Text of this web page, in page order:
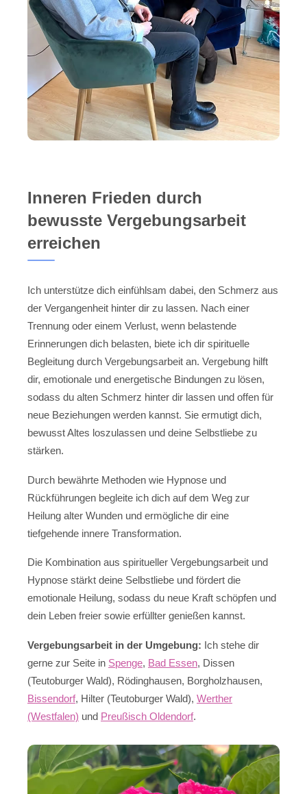
Inneren Frieden durch
bewusste Vergebungsarbeit
erreichen
Ich unterstütze dich einfühlsam dabei, den Schmerz aus
der Vergangenheit hinter dir zu lassen. Nach einer
Trennung oder einem Verlust, wenn belastende
Erinnerungen dich belasten, biete ich dir spirituelle
Begleitung durch Vergebungsarbeit an. Vergebung hilft
dir, emotionale und energetische Bindungen zu lösen,
sodass du alten Schmerz hinter dir lassen und offen für
neue Beziehungen werden kannst. Sie ermutigt dich,
bewusst Altes loszulassen und deine Selbstliebe zu
stärken.
Durch bewährte Methoden wie Hypnose und
Rückführungen begleite ich dich auf dem Weg zur
Heilung alter Wunden und ermögliche dir eine
tiefgehende innere Transformation.
Die Kombination aus spiritueller Vergebungsarbeit und
Hypnose stärkt deine Selbstliebe und fördert die
emotionale Heilung, sodass du neue Kraft schöpfen und
dein Leben freier sowie erfüllter genießen kannst.
Vergebungsarbeit in der Umgebung: Ich stehe dir
gerne zur Seite in Spenge, Bad Essen, Dissen
(Teutoburger Wald), Rödinghausen, Borgholzhausen,
Bissendorf, Hilter (Teutoburger Wald), Werther
(Westfalen) und Preußisch Oldendorf.